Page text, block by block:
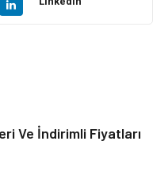
Ve İndirimli Fiyatları